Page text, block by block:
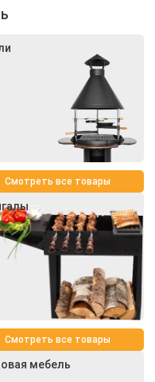
Смотреть все товары
Смотреть все товары
мебель